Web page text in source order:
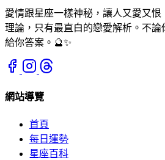
愛情跟星座一樣神秘，讓人又愛又恨
理論，只有最直白的戀愛解析。不
給你答案。🔮✨
網站導覽
首頁
每日運勢
星座百科